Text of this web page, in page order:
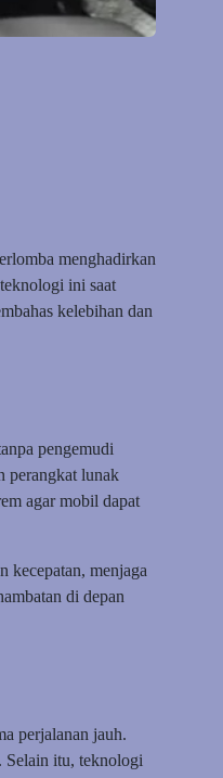
menghadirkan
ini saat
kelebihan dan
pengemudi
perangkat lunak
agar mobil dapat
kecepatan, menjaga
di depan
perjalanan jauh.
Selain itu, teknologi